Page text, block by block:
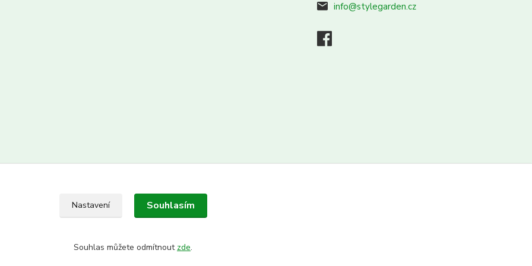
info@stylegarden.cz
Nastavení Souhlasím
Souhlas můžete odmítnout zde.